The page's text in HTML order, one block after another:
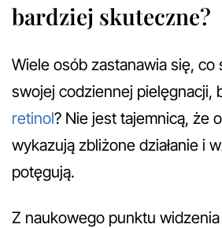
bardziej skuteczne?
Wiele osób zastanawia się, co
swojej codziennej pielęgnacji,
retinol? Nie jest tajemnicą, że
wykazują zbliżone działanie i
potęgują.
Z naukowego punktu